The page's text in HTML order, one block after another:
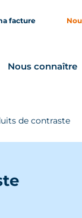
facture
Nous connaître
de contraste